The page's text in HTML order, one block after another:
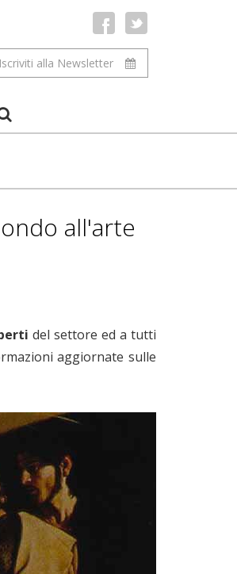
Iscriviti alla Newsletter
all'arte
del settore ed a tutti
aggiornate sulle